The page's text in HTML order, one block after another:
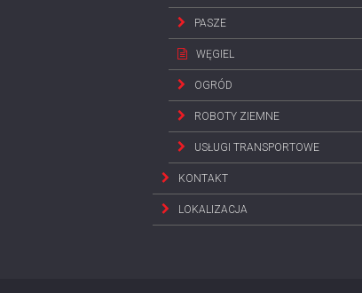
PASZE
WĘGIEL
OGRÓD
ROBOTY ZIEMNE
USŁUGI TRANSPORTOWE
KONTAKT
LOKALIZACJA